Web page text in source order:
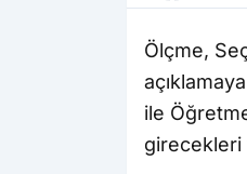
Ölçme,
ile